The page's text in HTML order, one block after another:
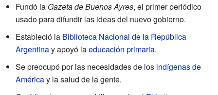
Fundó la Gazeta de Buenos Ayres, el primer periódico
usado para difundir las ideas del nuevo gobierno.
Estableció la Biblioteca Nacional de la República
Argentinay apoyó laeducación primaria.
Se preocupó por las necesidades de los indígenas de
Américay la salud de la gente.